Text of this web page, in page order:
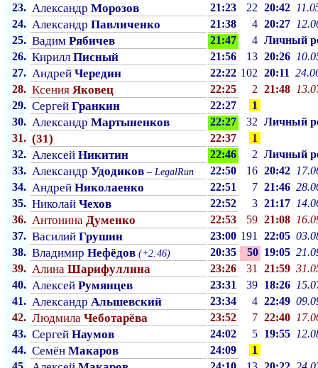
23. Александр Морозов 21:23 22 20:42
24. Александр Павличенко 21:38 4 20:27
25. Вадим Рябичев 21:47 4 Личный
26. Кирилл Писный 21:56 13 20:26
27. Андрей Чередин 22:22 102 20:11
28. Ксения Яковец 22:25 2 21:48
29. Сергей Гранкин 22:27
1
30. Александр Мартыненков 22:27 32 Личный
31. (31) 22:37
1
32. Алексей Никитин 22:46 2 Личный
33. Александр Удодиков – LegalRun 22:50 16 20:42
34. Андрей Николаенко 22:51 7 21:46
35. Николай Чехов 22:52 3 21:17
36. Антонина Думенко 22:53 59 21:08
37. Василий Грушин 23:00 191 22:05
38. Владимир Нефёдов (+2:46) 20:35 50 19:05
39. Алина Шарифуллина 23:26 31 21:59
40. Алексей Румянцев 23:31 39 18:26
41. Александр Альшевский 23:34 4 22:49
42. Людмила Чеботарёва 23:52 7 22:40
43. Сергей Наумов 24:02 5 19:55
44. Семён Макаров 24:09
1